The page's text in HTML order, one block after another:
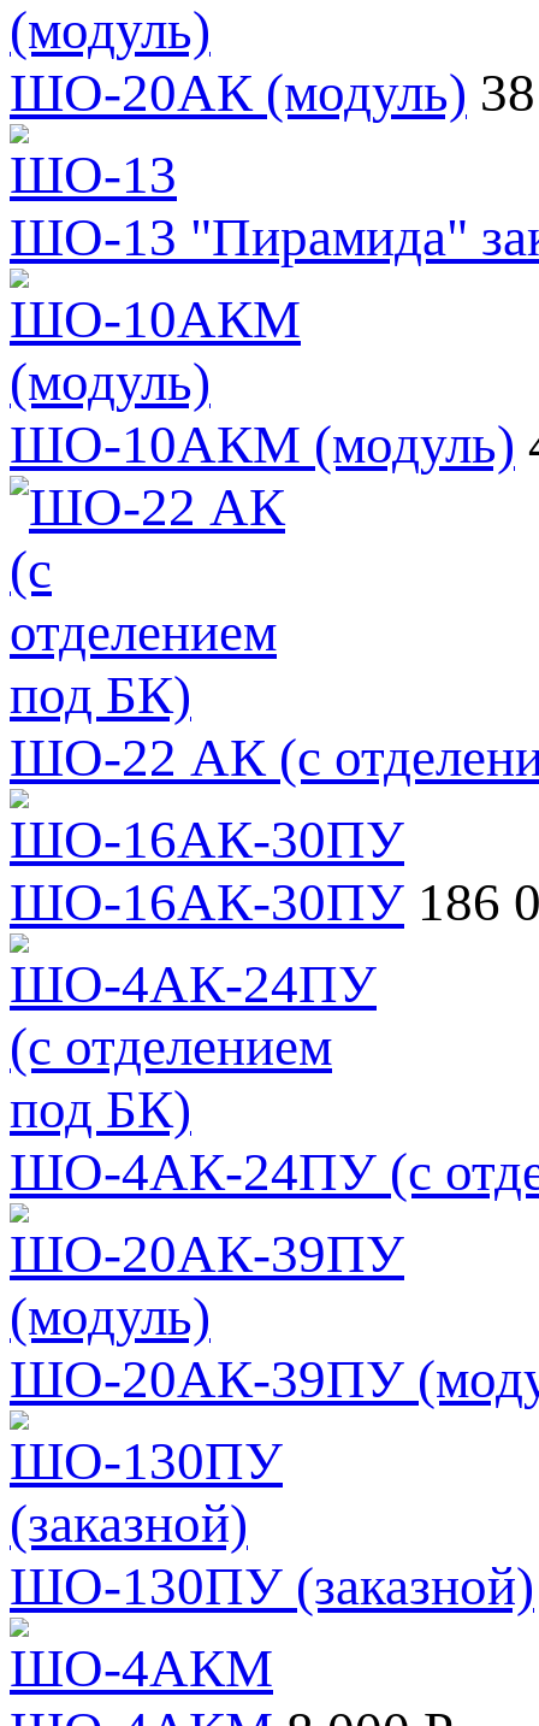
ШО-20АК (модуль)
ШО-13 "Пирамида"
ШО-10АКМ (модуль)
ШО-22 АК (с
ШО-16АК-30ПУ 186
ШО-4АК-24ПУ (с
ШО-20АК-39ПУ
ШО-130ПУ (заказной)